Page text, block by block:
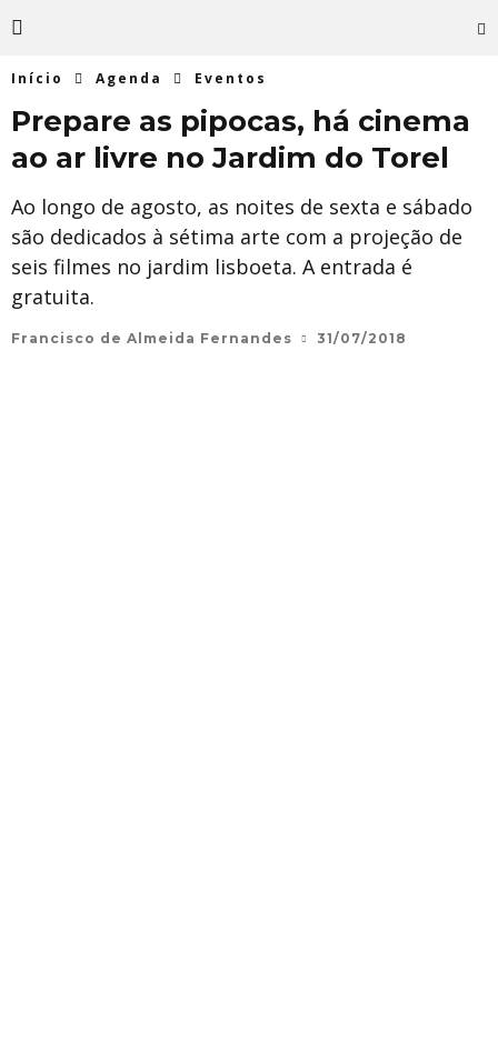
Início Agenda Eventos
Prepare as pipocas, há cinema
ao ar livre no Jardim do Torel
Ao longo de agosto, as noites de sexta e sábado
são dedicados à sétima arte com a projeção de
seis filmes no jardim lisboeta. A entrada é
gratuita.
Francisco de Almeida Fernandes 31/07/2018